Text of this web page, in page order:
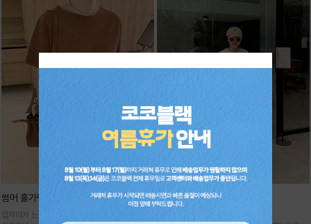
썸머 홀가먼트 니트
입자마자 느껴지는 고급스러움,
기획 썸머 하렘 팬츠